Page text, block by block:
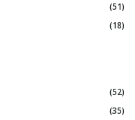
(51)
(18)
(52)
(35)